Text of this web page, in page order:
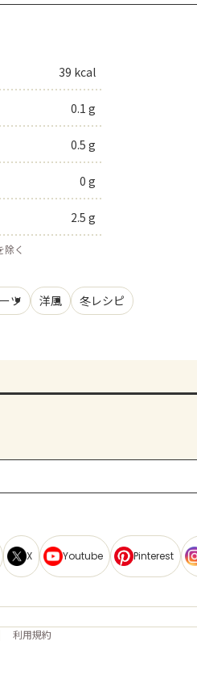
39 kcal
0.1 g
0.5 g
0 g
2.5 g
除く
ツ 洋風 冬レシピ
X Youtube Pinterest
利用規約